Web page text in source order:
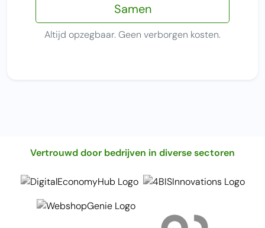
Samen
Altijd opzegbaar. Geen verborgen kosten.
Vertrouwd door bedrijven in diverse sectoren